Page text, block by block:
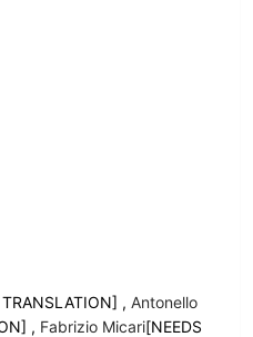
, Antonello
, Fabrizio Micari[NEEDS